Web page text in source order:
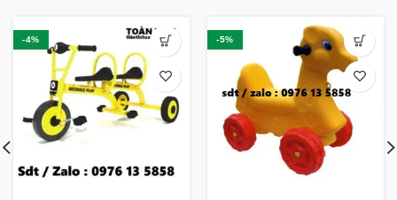
-4% -5%